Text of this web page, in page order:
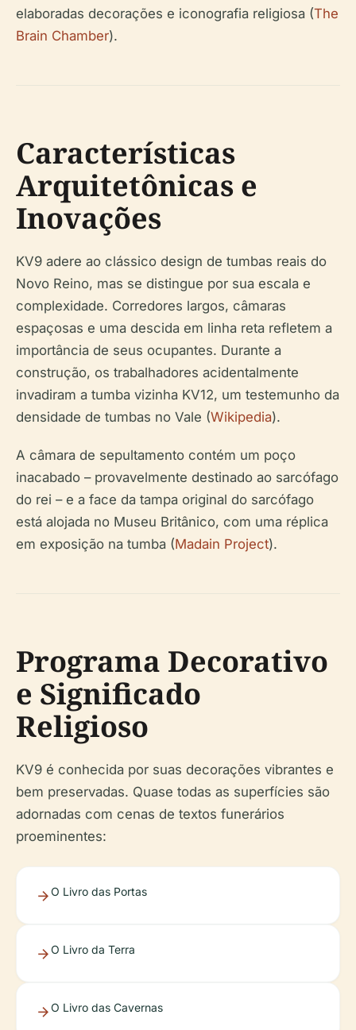
elaboradas decorações e iconografia religiosa (The
Brain Chamber).
Características
Arquitetônicas e
Inovações
KV9 adere ao clássico design de tumbas reais do
Novo Reino, mas se distingue por sua escala e
complexidade. Corredores largos, câmaras
espaçosas e uma descida em linha reta refletem a
importância de seus ocupantes. Durante a
construção, os trabalhadores acidentalmente
invadiram a tumba vizinha KV12, um testemunho da
densidade de tumbas no Vale (Wikipedia).
A câmara de sepultamento contém um poço
inacabado – provavelmente destinado ao sarcófago
do rei – e a face da tampa original do sarcófago
está alojada no Museu Britânico, com uma réplica
em exposição na tumba (Madain Project).
Programa Decorativo
e Significado
Religioso
KV9 é conhecida por suas decorações vibrantes e
bem preservadas. Quase todas as superfícies são
adornadas com cenas de textos funerários
proeminentes:
O Livro das Portas
O Livro da Terra
O Livro das Cavernas